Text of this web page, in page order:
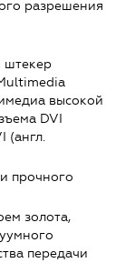
разрешения
штекер
высокой
DVI
(англ.
прочного
золота,
передачи